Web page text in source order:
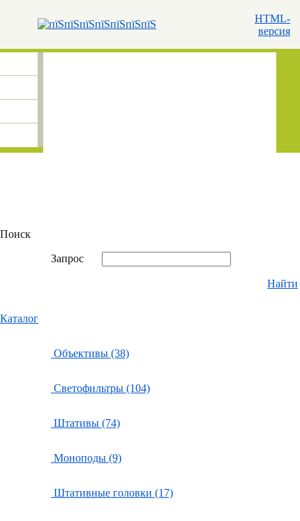
HTML-
версия
Поиск
Запрос
Найти
Каталог
Объективы (38)
Светофильтры (104)
Штативы (74)
Моноподы (9)
Штативные головки (17)